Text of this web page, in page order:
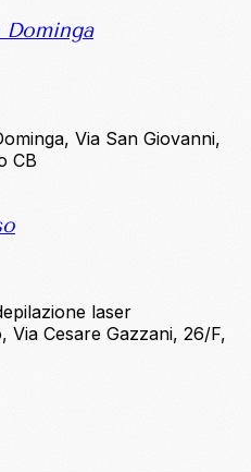
Dominga
Via San Giovanni,
CB
laser
Via Cesare Gazzani, 26/F,